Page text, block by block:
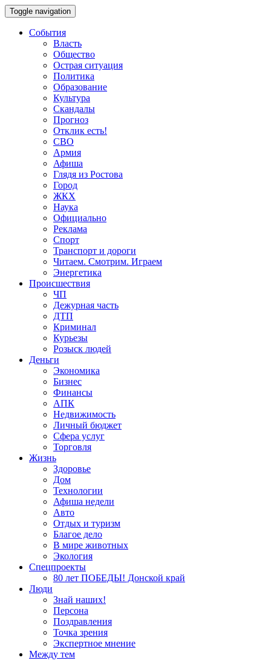
Toggle navigation
События
Власть
Общество
Острая ситуация
Политика
Образование
Культура
Скандалы
Прогноз
Отклик есть!
СВО
Армия
Афиша
Глядя из Ростова
Город
ЖКХ
Наука
Официально
Реклама
Спорт
Транспорт и дороги
Читаем. Смотрим. Играем
Энергетика
Происшествия
ЧП
Дежурная часть
ДТП
Криминал
Курьезы
Розыск людей
Деньги
Экономика
Бизнес
Финансы
АПК
Недвижимость
Личный бюджет
Сфера услуг
Торговля
Жизнь
Здоровье
Дом
Технологии
Афиша недели
Авто
Отдых и туризм
Благое дело
В мире животных
Экология
Спецпроекты
80 лет ПОБЕДЫ! Донской край
Люди
Знай наших!
Персона
Поздравления
Точка зрения
Экспертное мнение
Между тем